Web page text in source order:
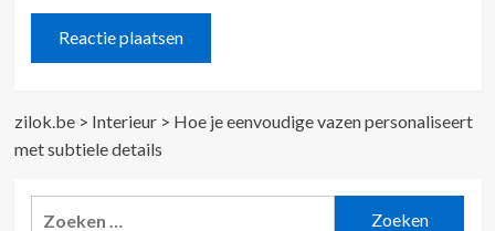
zilok.be> Interieur> Hoe je eenvoudige vazen personaliseert
met subtiele details